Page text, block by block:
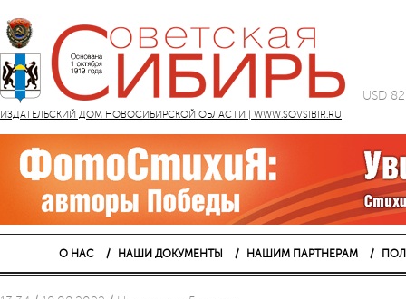
ИЗДАТЕЛЬСКИЙ ДОМ НОВОСИБИРСКОЙ ОБЛАСТИ | WWW.SOVSIBIR.RU
USD
О НАС НАШИ ДОКУМЕНТЫ НАШИМ ПАРТНЕРАМ